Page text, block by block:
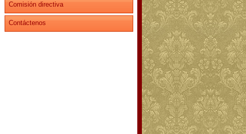
Comisión directiva
Contáctenos